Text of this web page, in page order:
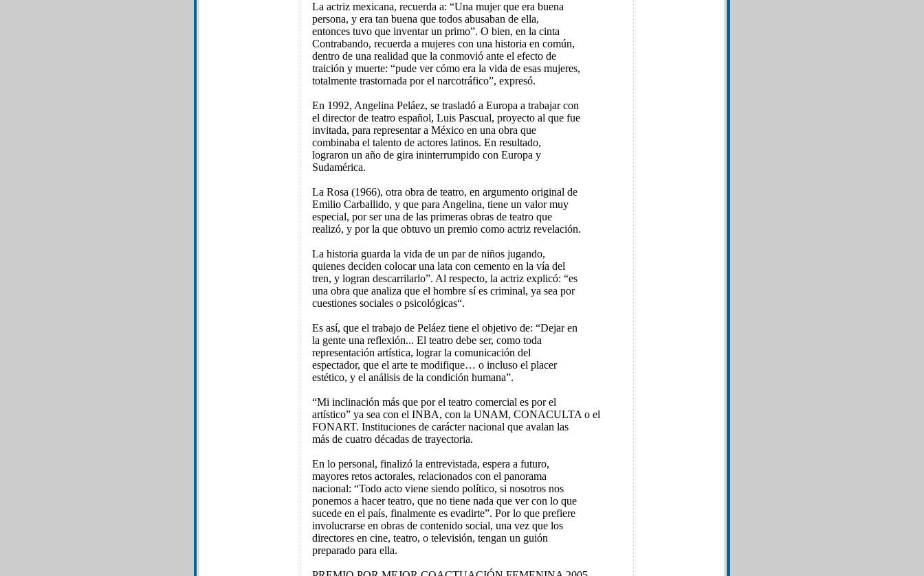
La actriz mexicana, recuerda a: “Una mujer que era buena
persona, y era tan buena que todos abusaban de ella,
entonces tuvo que inventar un primo”. O bien, en la cinta
Contrabando, recuerda a mujeres con una historia en común,
dentro de una realidad que la conmovió ante el efecto de
traición y muerte: “pude ver cómo era la vida de esas mujeres,
totalmente trastornada por el narcotráfico”, expresó.
En 1992, Angelina Peláez, se trasladó a Europa a trabajar con
el director de teatro español, Luis Pascual, proyecto al que fue
invitada, para representar a México en una obra que
combinaba el talento de actores latinos. En resultado,
lograron un año de gira ininterrumpido con Europa y
Sudamérica.
La Rosa (1966), otra obra de teatro, en argumento original de
Emilio Carballido, y que para Angelina, tiene un valor muy
especial, por ser una de las primeras obras de teatro que
realizó, y por la que obtuvo un premio como actriz revelación.
La historia guarda la vida de un par de niños jugando,
quienes deciden colocar una lata con cemento en la vía del
tren, y logran descarrilarlo”. Al respecto, la actriz explicó: “es
una obra que analiza que el hombre sí es criminal, ya sea por
cuestiones sociales o psicológicas“.
Es así, que el trabajo de Peláez tiene el objetivo de: “Dejar en
la gente una reflexión... El teatro debe ser, como toda
representación artística, lograr la comunicación del
espectador, que el arte te modifique… o incluso el placer
estético, y el análisis de la condición humana”.
“Mi inclinación más que por el teatro comercial es por el
artístico” ya sea con el INBA, con la UNAM, CONACULTA o el
FONART. Instituciones de carácter nacional que avalan las
más de cuatro décadas de trayectoria.
En lo personal, finalizó la entrevistada, espera a futuro,
mayores retos actorales, relacionados con el panorama
nacional: “Todo acto viene siendo político, si nosotros nos
ponemos a hacer teatro, que no tiene nada que ver con lo que
sucede en el país, finalmente es evadirte”. Por lo que prefiere
involucrarse en obras de contenido social, una vez que los
directores en cine, teatro, o televisión, tengan un guión
preparado para ella.